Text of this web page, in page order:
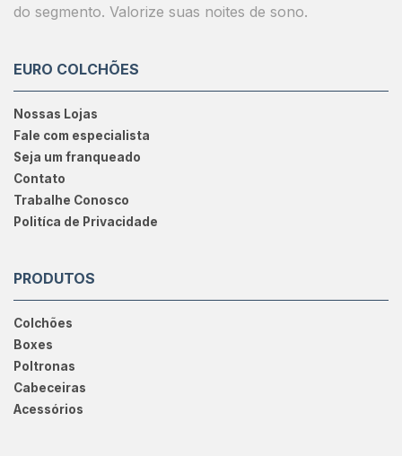
do segmento. Valorize suas noites de sono.
EURO COLCHÕES
Nossas Lojas
Fale com especialista
Seja um franqueado
Contato
Trabalhe Conosco
Politíca de Privacidade
PRODUTOS
Colchões
Boxes
Poltronas
Cabeceiras
Acessórios